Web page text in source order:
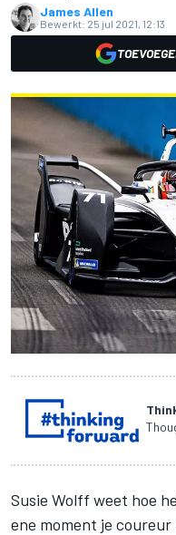
James Allen
Bewerkt: 25 jul 2021, 12:13
Susie Wolff weet hoe
ene moment je